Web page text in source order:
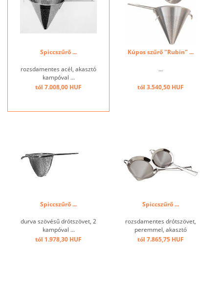
Spiccszűrő ...
rozsdamentes acél, akasztó
kampóval ...
tól 7.008,00 HUF
Kúpos szűrő "Rubin" ...
...
tól 3.540,50 HUF
Spiccszűrő ...
durva szövésű drótszövet, 2
kampóval ...
tól 1.978,30 HUF
Spiccszűrő ...
rozsdamentes drótszövet,
peremmel, akasztó
kampóval ...
tól 7.865,75 HUF